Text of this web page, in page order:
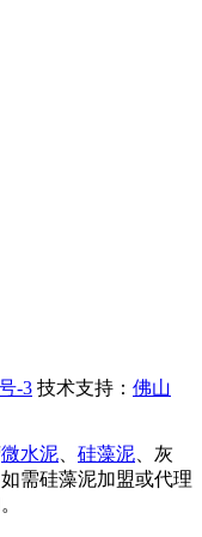
-3 技术支持： 佛山
微水泥 硅藻泥 、灰
需硅藻泥加盟或代理